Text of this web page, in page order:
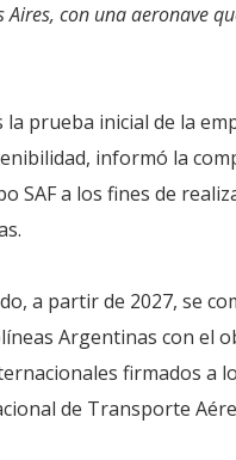
Aires, con una aeronave
la prueba inicial de la
informó la
SAF a los fines de
a partir de 2027, se
Argentinas con el
firmados a
de Transporte